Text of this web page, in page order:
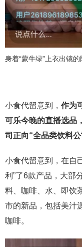
身着“蒙牛绿”上衣出镜的
小食代留意到， 作为
可乐今晚的直播选品
司正向“全品类饮料公
小食代留意到，在自
利”了6款产品，大部
料、咖啡、水、即饮
市的新品，包括美汁
咖啡。